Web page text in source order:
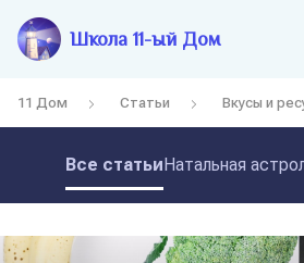
Школа 11-ый Дом
11 Дом Статьи Вкусы и
Все статьиНатальная